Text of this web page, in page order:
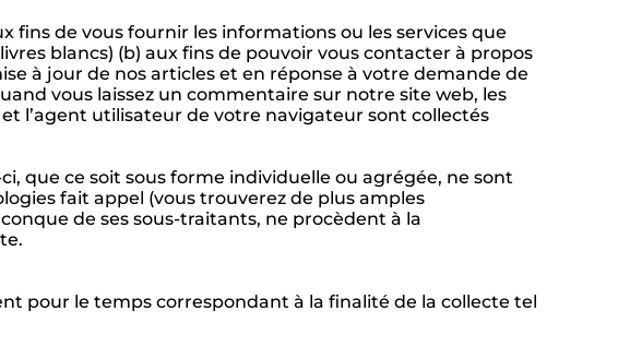
fins de vous fournir les informations ou les services que
blancs) (b) aux fins de pouvoir vous contacter à propos
à jour de nos articles et en réponse à votre demande de
vous laissez un commentaire sur notre site web, les
l’agent utilisateur de votre navigateur sont collectés
que ce soit sous forme individuelle ou agrégée, ne sont
fait appel (vous trouverez de plus amples
de ses sous-traitants, ne procèdent à la
pour le temps correspondant à la finalité de la collecte tel